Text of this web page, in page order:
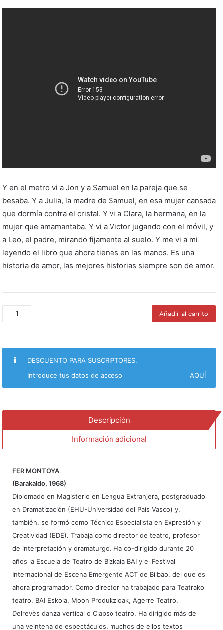
Y en el metro vi a Jon y a Samuel en la pareja que se
besaba. Y a Julia, la madre de Samuel, en esa mujer cansada
que dormía contra el cristal. Y vi a Clara, la hermana, en la
mujer que amamantaba. Y vi a Victor jugando con el móvil, y
a Leo, el padre, mirando fijamente al suelo. Y me vi a mi
leyendo el libro que ahora tienes en las manos. Es una
historia de amor, las mejores historias siempre son de amor.
búho
cuna
Añadir al carrito
DESCUENTO PARA SUSCRIPTORES.
Introduce tus datos de acceso
AQUÍ
Descripción
Información adicional
FER MONTOYA
(Barakaldo, 1968)
Diplomado en Magisterio en Lengua Extranjera, postgraduado
en Dramatización (EHU-Universidad del País Vasco) y,
también, se formó como Técnico Especialista en Expresión y
Creatividad (EDE). Trabaja como director de teatro, profesor
de interpretación y dramaturgo. Ha co-dirigido durante 20
años la Escuela de Teatro de Bizkaia BAI y el Festival
Internacional de Escena Emergente ACT de Bilbao, del que es
ahora programador. Como director ha trabajado para Teatrako
teatro, BAI Eskola, Moon Produkzioak, Agerre Teatro,
Delrevès danza vertical o Clapso teatro. Ha dirigido más de
una veintena de espectáculos, muchos de ellos textos